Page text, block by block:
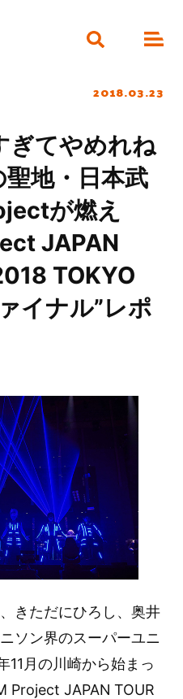
2018.03.23
ぎてやめれね
地・日本武
が燃え
JAPAN
TOKYO
イナル”レポ
きただにひろし、奥井
ソン界のスーパーユニ
11月の川崎から始まっ
Project JAPAN TOUR